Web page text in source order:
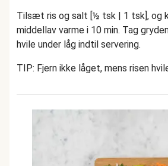
Tilsæt ris og salt [½ tsk | 1 tsk], og
middellav varme i 10 min. Tag
hvile under låg indtil servering.
TIP: Fjern ikke låget, mens risen